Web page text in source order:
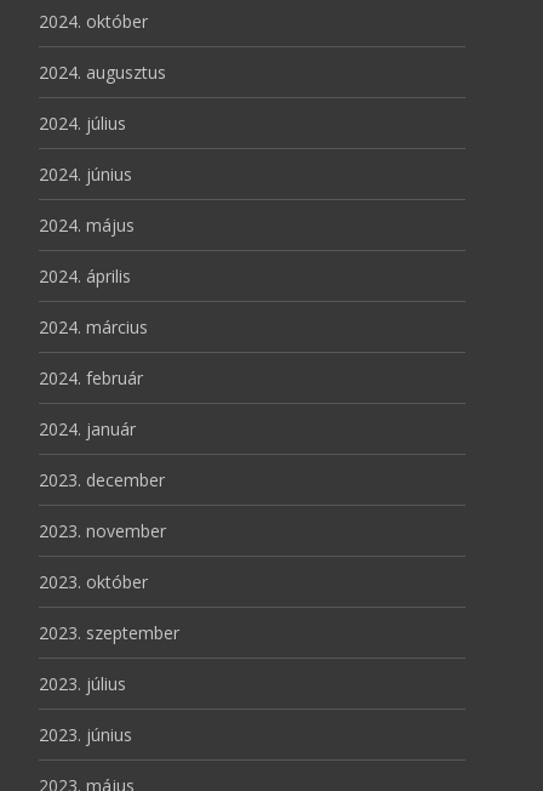
2024. október
2024. augusztus
2024. július
2024. június
2024. május
2024. április
2024. március
2024. február
2024. január
2023. december
2023. november
2023. október
2023. szeptember
2023. július
2023. június
2023. május